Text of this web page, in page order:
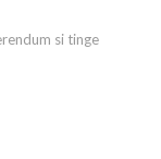
si tinge